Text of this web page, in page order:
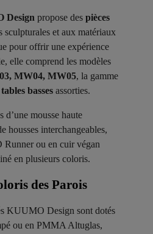
Design propose des pièces
sculpturales et aux matériaux
pour offrir une expérience
elle comprend les modèles
MW04, MW05, la gamme
tables basses assorties.
d’une mousse haute
housses interchangeables,
Runner ou en cuir végan
en plusieurs coloris.
des Parois
KUUMO Design sont dotés
ou en PMMA Altuglas,